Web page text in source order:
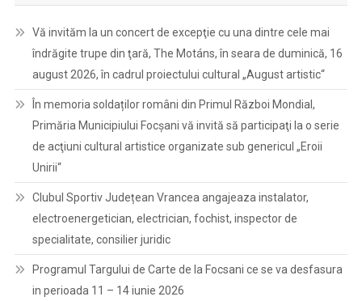
Vă invităm la un concert de excepţie cu una dintre cele mai
îndrăgite trupe din ţară, The Motáns, în seara de duminică, 16
august 2026, în cadrul proiectului cultural „August artistic“
În memoria soldaților români din Primul Război Mondial,
Primăria Municipiului Focșani vă invită să participaţi la o serie
de acţiuni cultural artistice organizate sub genericul „Eroii
Unirii“
Clubul Sportiv Județean Vrancea angajeaza instalator,
electroenergetician, electrician, fochist, inspector de
specialitate, consilier juridic
Programul Targului de Carte de la Focsani ce se va desfasura
in perioada 11 – 14 iunie 2026